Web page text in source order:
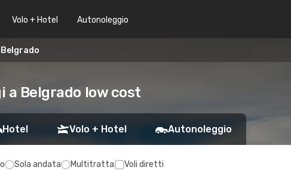
Volo + Hotel Autonoleggio
a Belgrado low cost
Hotel Volo + Hotel Autonoleggio
Sola andata Multitratta Voli diretti